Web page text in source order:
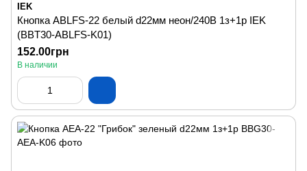
IEK
Кнопка ABLFS-22 белый d22мм неон/240В 1з+1р IEK
(BBT30-ABLFS-K01)
152.00грн
В наличии